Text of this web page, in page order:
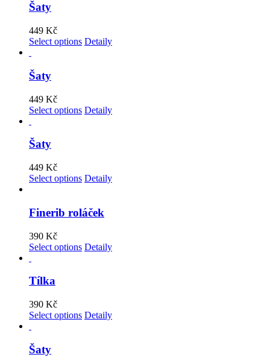
Šaty
449 Kč
Select options Detaily
Šaty
449 Kč
Select options Detaily
Šaty
449 Kč
Select options Detaily
Finerib roláček
390 Kč
Select options Detaily
Tílka
390 Kč
Select options Detaily
Šaty